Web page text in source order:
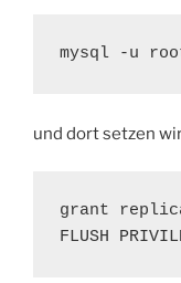
mysql -u
und dort setzen
grant
FLUSH